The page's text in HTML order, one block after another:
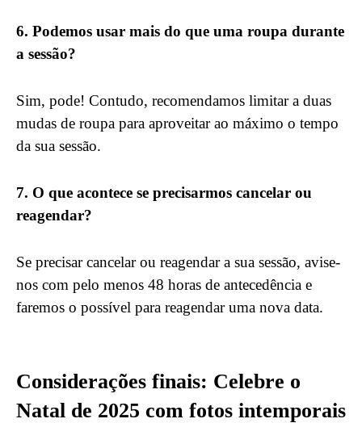
6. Podemos usar mais do que uma roupa durante
a sessão?
Sim, pode! Contudo, recomendamos limitar a duas
mudas de roupa para aproveitar ao máximo o tempo
da sua sessão.
7. O que acontece se precisarmos cancelar ou
reagendar?
Se precisar cancelar ou reagendar a sua sessão, avise-
nos com pelo menos 48 horas de antecedência e
faremos o possível para reagendar uma nova data.
Considerações finais: Celebre o
Natal de 2025 com fotos intemporais